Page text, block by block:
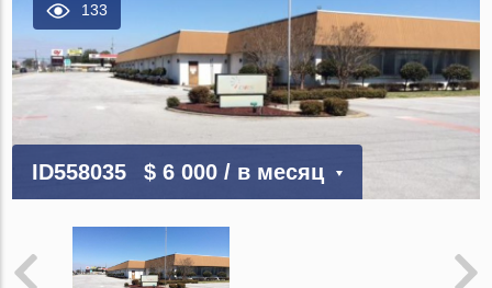
133
ID558035 $ 6 000/ в месяц